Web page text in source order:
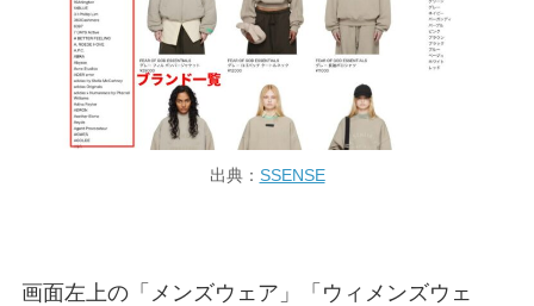
出典： SSENSE
画面左上の「メンズウェア」「ウィメンズウェ